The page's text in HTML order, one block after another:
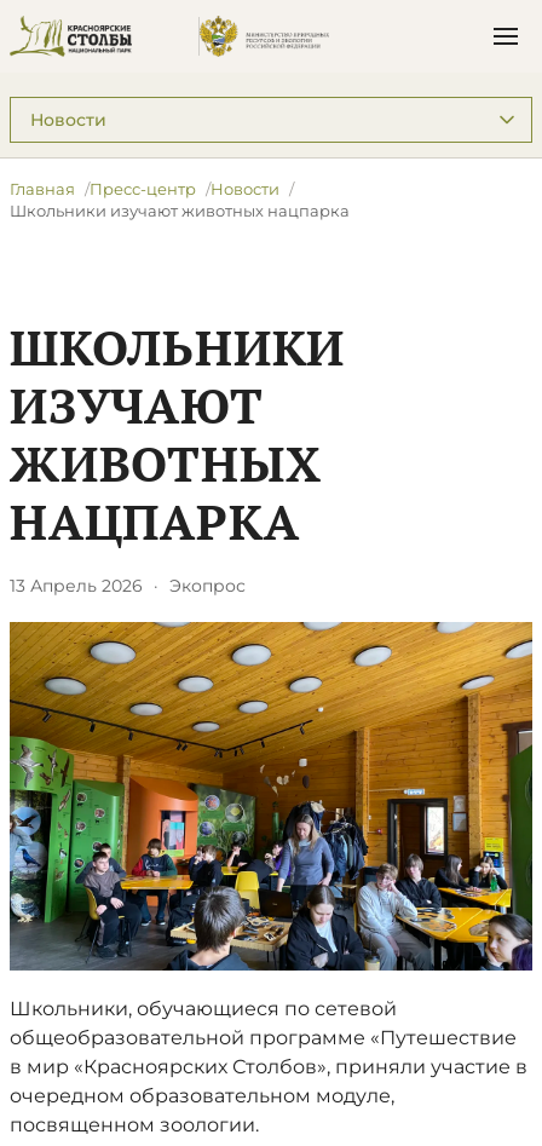
Подразделы: Пресс-центр
Главная Пресс-центр
Новости
​Школьники изучают животных нацпарка
​ШКОЛЬНИКИ
ИЗУЧАЮТ
ЖИВОТНЫХ
НАЦПАРКА
13 Апрель 2026 · Экопрос
Школьники, обучающиеся по сетевой
общеобразовательной программе «Путешествие
в мир «Красноярских Столбов», приняли участие в
очередном образовательном модуле,
посвященном зоологии.